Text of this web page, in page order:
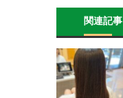
関連記事